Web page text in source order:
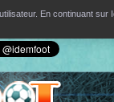
En continuant